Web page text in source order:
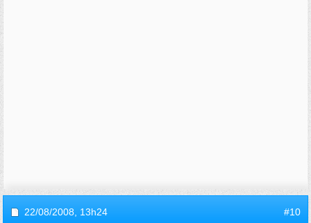
22/08/2008, 13h24 #10